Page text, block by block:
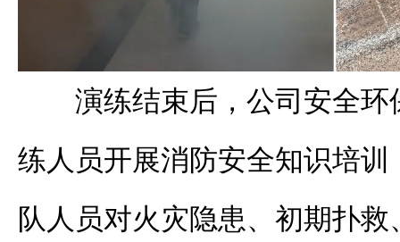
演练结束后，公司安全
练人员开展消防安全知识培
队人员对火灾隐患、初期扑